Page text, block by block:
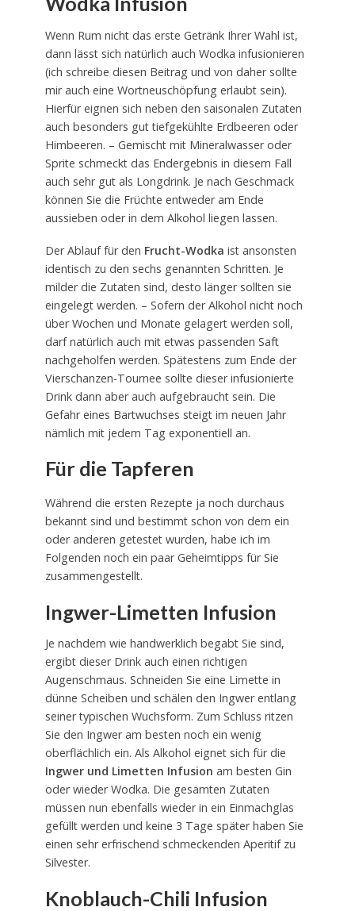
Wenn Rum nicht das erste Getränk Ihrer Wahl ist,
dann lässt sich natürlich auch Wodka infusionieren
(ich schreibe diesen Beitrag und von daher sollte
mir auch eine Wortneuschöpfung erlaubt sein).
Hierfür eignen sich neben den saisonalen Zutaten
auch besonders gut tiefgekühlte Erdbeeren oder
Himbeeren. – Gemischt mit Mineralwasser oder
Sprite schmeckt das Endergebnis in diesem Fall
auch sehr gut als Longdrink. Je nach Geschmack
können Sie die Früchte entweder am Ende
aussieben oder in dem Alkohol liegen lassen.
Der Ablauf für den Frucht-Wodka ist ansonsten
identisch zu den sechs genannten Schritten. Je
milder die Zutaten sind, desto länger sollten sie
eingelegt werden. – Sofern der Alkohol nicht noch
über Wochen und Monate gelagert werden soll,
darf natürlich auch mit etwas passenden Saft
nachgeholfen werden. Spätestens zum Ende der
Vierschanzen-Tournee sollte dieser infusionierte
Drink dann aber auch aufgebraucht sein. Die
Gefahr eines Bartwuchses steigt im neuen Jahr
nämlich mit jedem Tag exponentiell an.
Für die Tapferen
Während die ersten Rezepte ja noch durchaus
bekannt sind und bestimmt schon von dem ein
oder anderen getestet wurden, habe ich im
Folgenden noch ein paar Geheimtipps für Sie
zusammengestellt.
Ingwer-Limetten Infusion
Je nachdem wie handwerklich begabt Sie sind,
ergibt dieser Drink auch einen richtigen
Augenschmaus. Schneiden Sie eine Limette in
dünne Scheiben und schälen den Ingwer entlang
seiner typischen Wuchsform. Zum Schluss ritzen
Sie den Ingwer am besten noch ein wenig
oberflächlich ein. Als Alkohol eignet sich für die
Ingwer und Limetten Infusion am besten Gin
oder wieder Wodka. Die gesamten Zutaten
müssen nun ebenfalls wieder in ein Einmachglas
gefüllt werden und keine 3 Tage später haben Sie
einen sehr erfrischend schmeckenden Aperitif zu
Silvester.
Knoblauch-Chili Infusion